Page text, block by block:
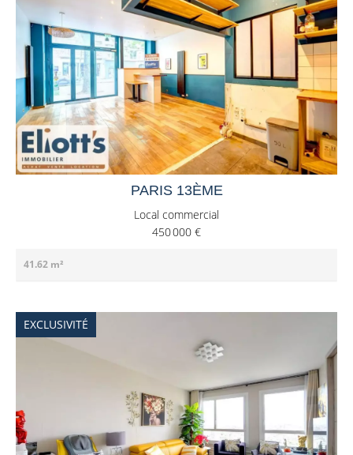
PARIS 13ÈME
Local commercial
450 000 €
41.62 m²
EXCLUSIVITÉ